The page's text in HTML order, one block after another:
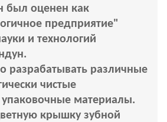
был оценен как
предприятие"
и технологий
разрабатывать различные
чистые
упаковочные материалы.
крышку зубной